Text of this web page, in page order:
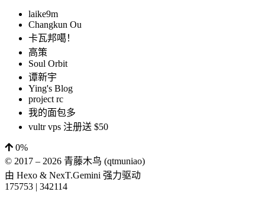
laike9m
Changkun Ou
卡瓦邦噶！
高策
Soul Orbit
谭新宇
Ying's Blog
project rc
我的面包多
vultr vps 注册送 $50
0%
© 2017 – 2026 青藤木鸟 (qtmuniao)
由 Hexo & NexT.Gemini 强力驱动
175753 | 342114